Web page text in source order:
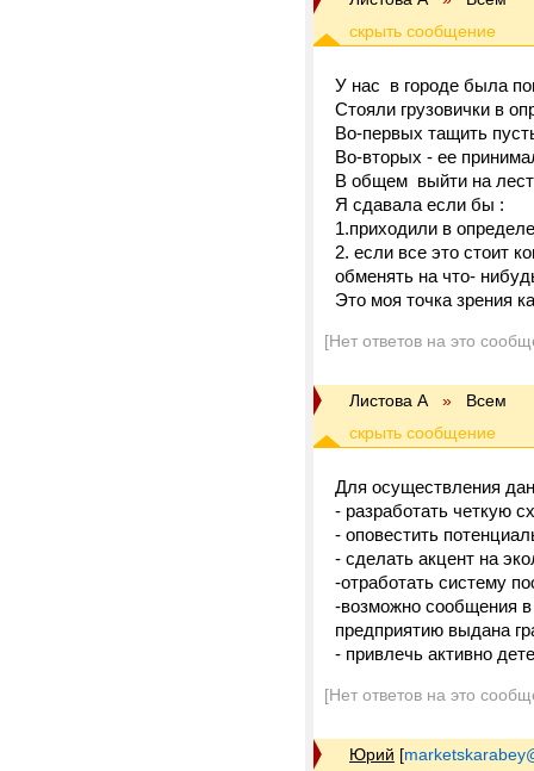
У нас в городе была
Стояли грузовички в
Во-первых тащить
Во-вторых - ее
В общем выйти на
Я сдавала если бы :
1.приходили в
2. если все это стоит
обменять на что-
Это моя точка зрения
[Нет ответов на это
Листова А » Всем
Для осуществления
- разработать четкую
- оповестить
- сделать акцент на
-отработать систему
-возможно сообщения
предприятию выдана
- привлечь активно
[Нет ответов на это
Юрий [